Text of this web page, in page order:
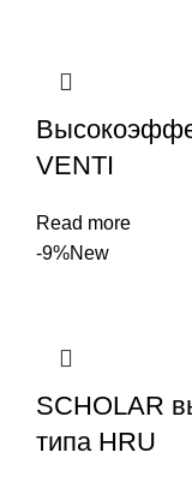
VENTI
Read more
-9%New
SCHOLAR
типа HRU